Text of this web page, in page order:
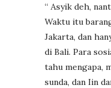
“ Asyik deh,
Waktu itu
Jakarta, dan
di Bali. Para
tahu mengapa,
sunda, dan Iin